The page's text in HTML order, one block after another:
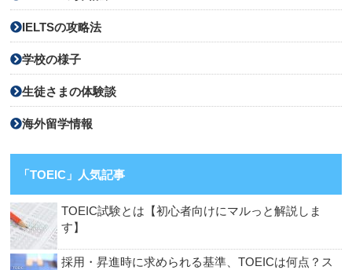
IELTSの攻略法
学校の様子
生徒さまの体験談
海外留学情報
「TOEIC」人気記事
TOEIC試験とは【初心者向けにマルっと解説しま
す】
採用・昇進時に求められる基準、TOEICは何点？ス